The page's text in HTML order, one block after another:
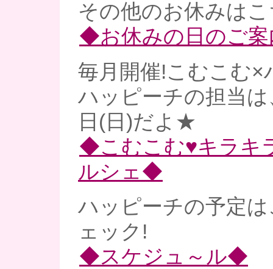
その他のお休みは
◆お休みの日のご
毎月開催!こむこむ×
ハッピーチの担当
日(日)だよ★
◆こむこむ♥キラキ
ルシェ◆
ハッピーチの予定
ェック!
◆スケジュ～ル◆